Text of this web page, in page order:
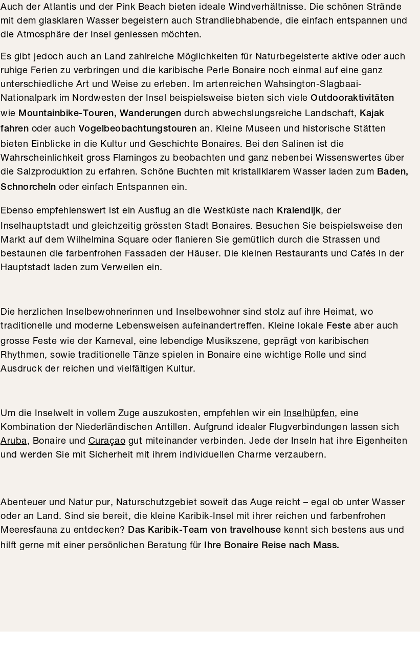
Auch der Atlantis und der Pink Beach bieten ideale Windverhältnisse. Die schönen Strände
mit dem glasklaren Wasser begeistern auch Strandliebhabende, die einfach entspannen und
die Atmosphäre der Insel geniessen möchten.
Es gibt jedoch auch an Land zahlreiche Möglichkeiten für Naturbegeisterte aktive oder auch
ruhige Ferien zu verbringen und die karibische Perle Bonaire noch einmal auf eine ganz
unterschiedliche Art und Weise zu erleben. Im artenreichen Wahsington-Slagbaai-
Nationalpark im Nordwesten der Insel beispielsweise bieten sich viele Outdooraktivitäten
wie Mountainbike-Touren, Wanderungen durch abwechslungsreiche Landschaft, Kajak
fahren oder auch Vogelbeobachtungstouren an. Kleine Museen und historische Stätten
bieten Einblicke in die Kultur und Geschichte Bonaires. Bei den Salinen ist die
Wahrscheinlichkeit gross Flamingos zu beobachten und ganz nebenbei Wissenswertes über
die Salzproduktion zu erfahren. Schöne Buchten mit kristallklarem Wasser laden zum Baden,
Schnorcheln oder einfach Entspannen ein.
Ebenso empfehlenswert ist ein Ausflug an die Westküste nach Kralendijk, der
Inselhauptstadt und gleichzeitig grössten Stadt Bonaires. Besuchen Sie beispielsweise den
Markt auf dem Wilhelmina Square oder flanieren Sie gemütlich durch die Strassen und
bestaunen die farbenfrohen Fassaden der Häuser. Die kleinen Restaurants und Cafés in der
Hauptstadt laden zum Verweilen ein.
Die herzlichen Inselbewohnerinnen und Inselbewohner sind stolz auf ihre Heimat, wo
traditionelle und moderne Lebensweisen aufeinandertreffen. Kleine lokale Feste aber auch
grosse Feste wie der Karneval, eine lebendige Musikszene, geprägt von karibischen
Rhythmen, sowie traditionelle Tänze spielen in Bonaire eine wichtige Rolle und sind
Ausdruck der reichen und vielfältigen Kultur.
Um die Inselwelt in vollem Zuge auszukosten, empfehlen wir ein Inselhüpfen, eine
Kombination der Niederländischen Antillen. Aufgrund idealer Flugverbindungen lassen sich
Aruba, Bonaire und Curaçao gut miteinander verbinden. Jede der Inseln hat ihre Eigenheiten
und werden Sie mit Sicherheit mit ihrem individuellen Charme verzaubern.
Abenteuer und Natur pur, Naturschutzgebiet soweit das Auge reicht – egal ob unter Wasser
oder an Land. Sind sie bereit, die kleine Karibik-Insel mit ihrer reichen und farbenfrohen
Meeresfauna zu entdecken? Das Karibik-Team von travelhouse kennt sich bestens aus und
hilft gerne mit einer persönlichen Beratung für Ihre Bonaire Reise nach Mass.